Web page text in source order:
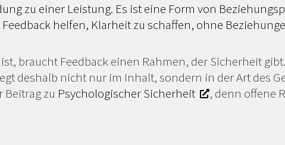
zu einer Leistung. Es ist eine Form von
helfen, Klarheit zu schaffen, ohne
braucht Feedback einen Rahmen, der Sicherheit
deshalb nicht nur im Inhalt, sondern in der Art des
zu Psychologischer Sicherheit
, denn offene